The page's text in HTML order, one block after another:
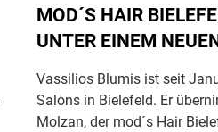
MOD´S HAIR
UNTER EINEM
Vassilios Blumis ist seit
Salons in Bielefeld. Er
Molzan, der mod´s Hair